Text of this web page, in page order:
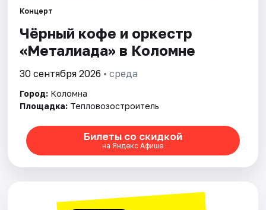
Рейтинги
Концерт
Чёрный кофе и оркестр
«Металиада» в Коломне
30 сентября 2026 • среда
Город: Коломна
Площадка: Тепловозостроитель
Билеты со скидкой
на Яндекс Афише